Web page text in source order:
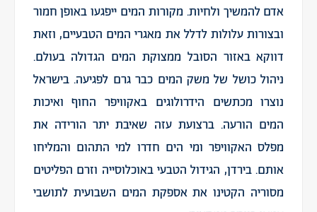
אדם להמשיך ולחיות. מקורות המים ייפגעו באופן חמור
ובצורות עלולות לדלל את מאגרי המים הטבעיים, וזאת
דווקא באזור הסובל ממצוקת המים הגדולה בעולם.
ניהול כושל של משק המים כבר גרם לפגיעה. בישראל
נוצרו מכתשים הידרולוגים באקוויפר החוף ואיכות
המים הורעה. ברצועת עזה שאיבת יתר הורידה את
מפלס האקוויפר ומי הים חדרו למי התהום והמליחו
אותם. בירדן, הגידול הטבעי באוכלוסייה וזרם הפליטים
מסוריה הקטינו את אספקת המים השבועית לתושבי